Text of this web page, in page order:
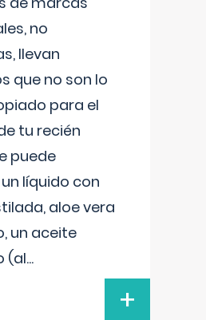
no
llevan
que no son lo
para el
tu recién
puede
líquido con
aloe vera
un aceite
(al...
+